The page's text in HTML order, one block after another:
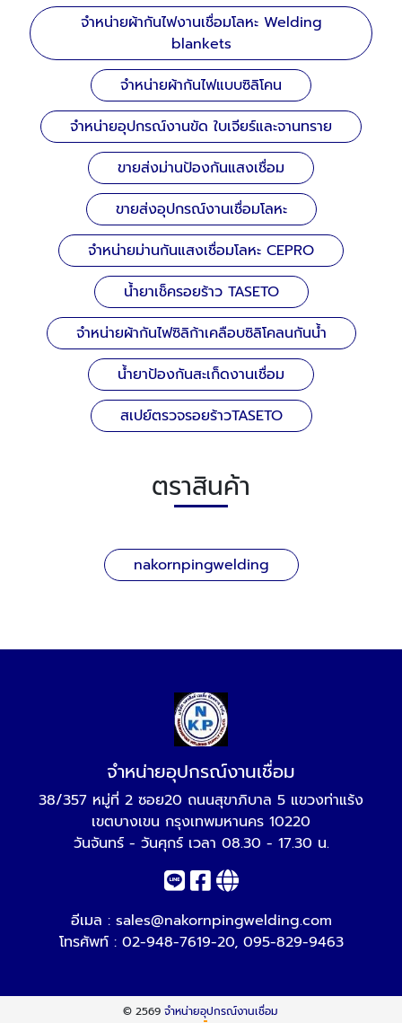
จำหน่ายผ้ากันไฟงานเชื่อมโลหะ Welding
blankets
จำหน่ายผ้ากันไฟแบบซิลิโคน
จำหน่ายอุปกรณ์งานขัด ใบเจียร์และจานทราย
ขายส่งม่านป้องกันแสงเชื่อม
ขายส่งอุปกรณ์งานเชื่อมโลหะ
จำหน่ายม่านกันแสงเชื่อมโลหะ CEPRO
น้ำยาเช็ครอยร้าว TASETO
จำหน่ายผ้ากันไฟซิลิก้าเคลือบซิลิโคลนกันน้ำ
น้ำยาป้องกันสะเก็ดงานเชื่อม
สเปย์ตรวจรอยร้าวTASETO
ตราสินค้า
nakornpingwelding
จำหน่ายอุปกรณ์งานเชื่อม
38/357 หมู่ที่ 2 ซอย20 ถนนสุขาภิบาล 5 แขวงท่าแร้ง
เขตบางเขน กรุงเทพมหานคร 10220
วันจันทร์ - วันศุกร์ เวลา 08.30 - 17.30 น.
อีเมล : sales@nakornpingwelding.com
โทรศัพท์ : 02-948-7619-20, 095-829-9463
© 2569จำหน่ายอุปกรณ์งานเชื่อม